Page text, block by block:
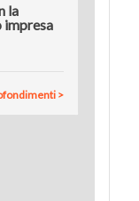
la
impresa
>